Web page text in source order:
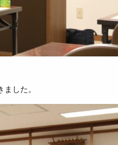
した。